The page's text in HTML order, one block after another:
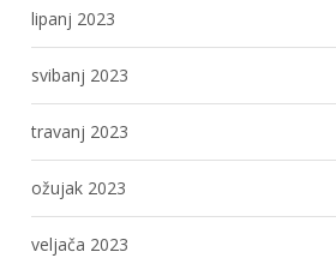
lipanj 2023
svibanj 2023
travanj 2023
ožujak 2023
veljača 2023